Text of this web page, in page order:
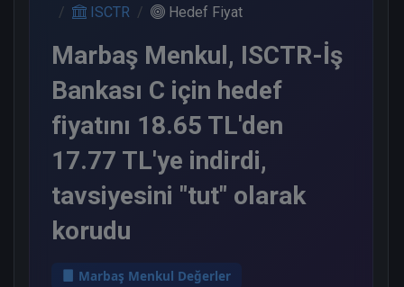
ISCTR
Hedef Fiyat
Marbaş Menkul, ISCTR-İş
Bankası C için hedef
fiyatını 18.65 TL'den
17.77 TL'ye indirdi,
tavsiyesini "tut" olarak
korudu
Marbaş Menkul Değerler